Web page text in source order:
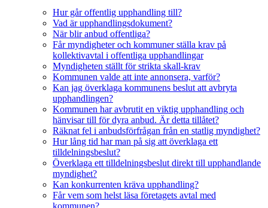
Hur går offentlig upphandling till?
Vad är upphandlingsdokument?
När blir anbud offentliga?
Får myndigheter och kommuner ställa krav på
kollektivavtal i offentliga upphandlingar
Myndigheten ställt för strikta skall-krav
Kommunen valde att inte annonsera, varför?
Kan jag överklaga kommunens beslut att avbryta
upphandlingen?
Kommunen har avbrutit en viktig upphandling och
hänvisar till för dyra anbud. Är detta tillåtet?
Räknat fel i anbudsförfrågan från en statlig myndighet?
Hur lång tid har man på sig att överklaga ett
tilldelningsbeslut?
Överklaga ett tilldelningsbeslut direkt till upphandlande
myndighet?
Kan konkurrenten kräva upphandling?
Får vem som helst läsa företagets avtal med